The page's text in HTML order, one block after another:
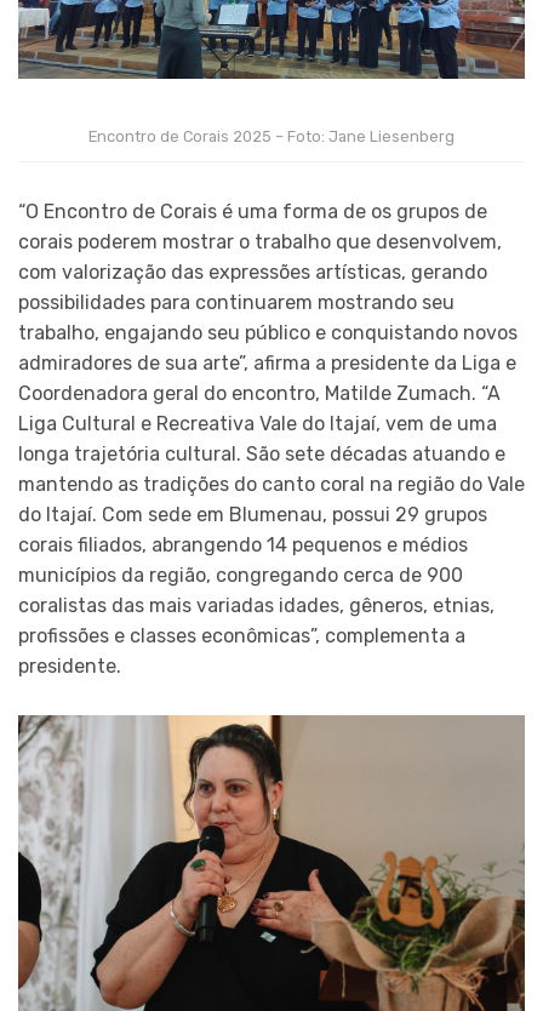
Encontro de Corais 2025 – Foto: Jane Liesenberg
“O Encontro de Corais é uma forma de os grupos de
corais poderem mostrar o trabalho que desenvolvem,
com valorização das expressões artísticas, gerando
possibilidades para continuarem mostrando seu
trabalho, engajando seu público e conquistando novos
admiradores de sua arte”, afirma a presidente da Liga e
Coordenadora geral do encontro, Matilde Zumach. “A
Liga Cultural e Recreativa Vale do Itajaí, vem de uma
longa trajetória cultural. São sete décadas atuando e
mantendo as tradições do canto coral na região do Vale
do Itajaí. Com sede em Blumenau, possui 29 grupos
corais filiados, abrangendo 14 pequenos e médios
municípios da região, congregando cerca de 900
coralistas das mais variadas idades, gêneros, etnias,
profissões e classes econômicas”, complementa a
presidente.